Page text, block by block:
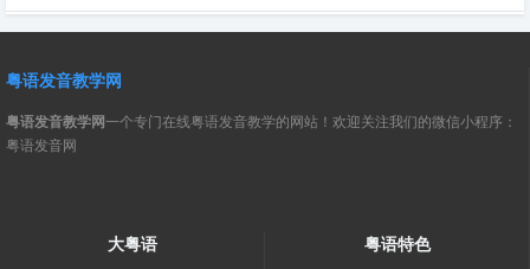
粤语发音教学网
粤语发音教学网一个专门在线粤语发音教学的网站！欢迎关注我们的微信小程序：
粤语发音网
大粤语 粤语特色